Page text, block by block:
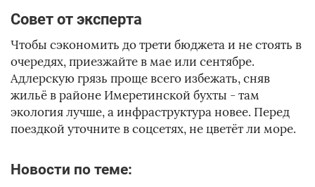
Совет от эксперта
Чтобы сэкономить до трети бюджета и не стоять в
очередях, приезжайте в мае или сентябре.
Адлерскую грязь проще всего избежать, сняв
жильё в районе Имеретинской бухты - там
экология лучше, а инфраструктура новее. Перед
поездкой уточните в соцсетях, не цветёт ли море.
Новости по теме: